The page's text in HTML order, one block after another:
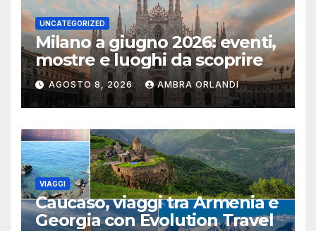
UNCATEGORIZED
Milano a giugno 2026: eventi,
mostre e luoghi da scoprire
AGOSTO 8, 2026 AMBRA ORLANDI
VIAGGI
Caucaso, viaggi tra Armenia e
Georgia con Evolution Travel